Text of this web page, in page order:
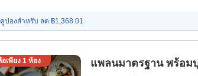
ปองสำหรับ ลด ฿1,368.01
อเพียง 1ห้อง แพลนมาตรฐาน พร้อม